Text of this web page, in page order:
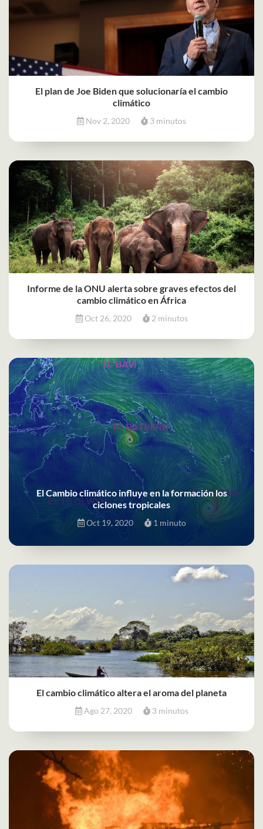
El plan de Joe Biden que solucionaría el cambio
climático
Nov 2, 2020 3 minutos
Informe de la ONU alerta sobre graves efectos del
cambio climático en África
Oct 26, 2020 2 minutos
El Cambio climático influye en la formación los
ciclones tropicales
Oct 19, 2020 1 minuto
El cambio climático altera el aroma del planeta
Ago 27, 2020 3 minutos